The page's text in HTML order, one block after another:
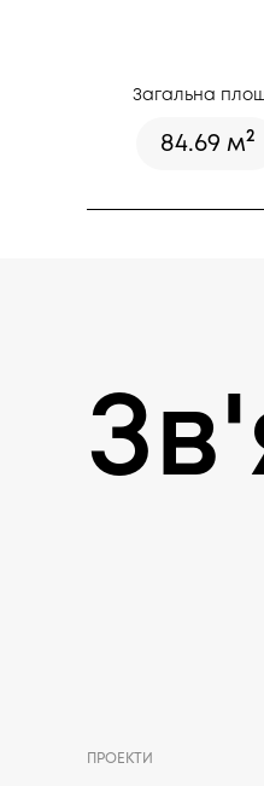
Загальна
84.69 м2
ПРОЕКТИ